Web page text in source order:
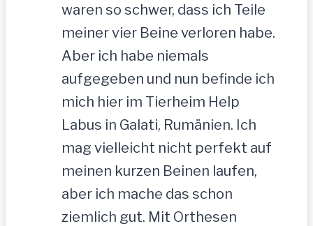
waren so schwer, dass ich Teile
meiner vier Beine verloren habe.
Aber ich habe niemals
aufgegeben und nun befinde ich
mich hier im Tierheim Help
Labus in Galati, Rumänien. Ich
mag vielleicht nicht perfekt auf
meinen kurzen Beinen laufen,
aber ich mache das schon
ziemlich gut. Mit Orthesen